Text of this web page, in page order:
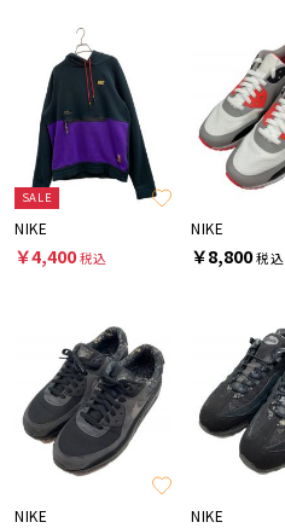
SALE
NIKE
￥4,400税込
NIKE
￥8,800税込
NIKE NIKE